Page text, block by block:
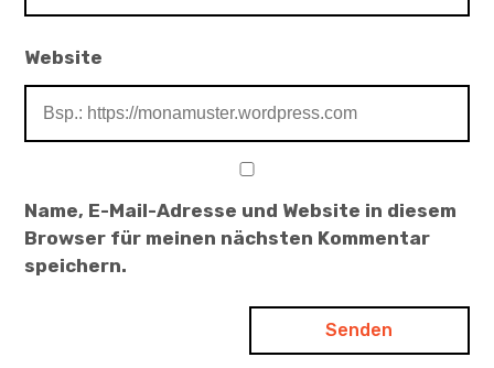
Website
Name, E-Mail-Adresse und Website in diesem
Browser für meinen nächsten Kommentar
speichern.